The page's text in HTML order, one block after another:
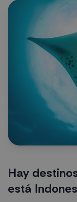
Hay
está